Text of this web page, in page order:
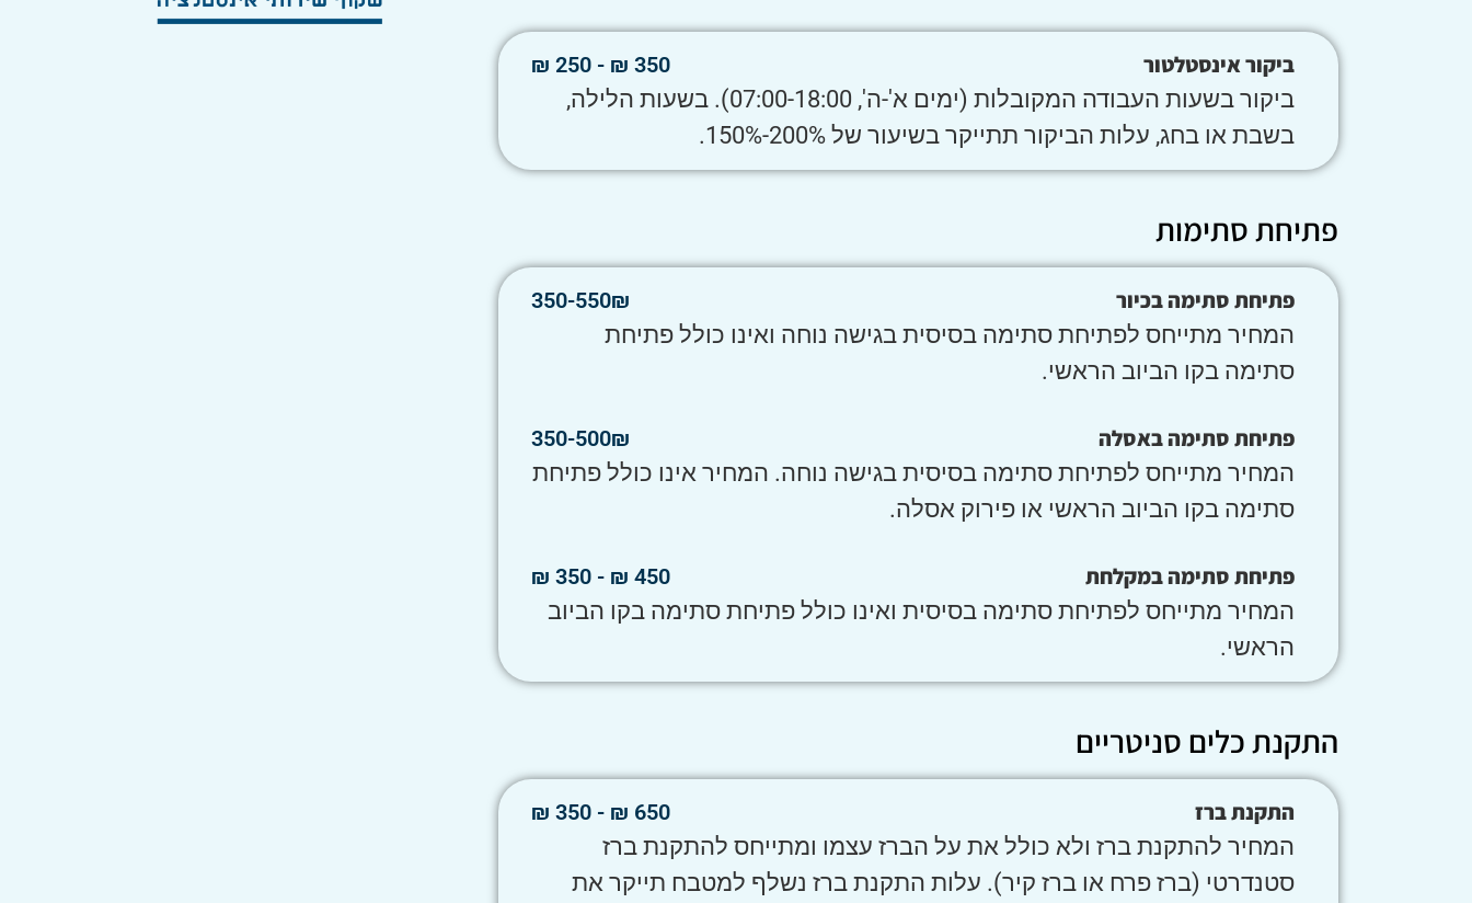
ביקור אינסטלטור 350 ₪ - 250 ₪
ביקור בשעות העבודה המקובלות (ימים א'-ה', 07:00-18:00). בשעות הלילה,
בשבת או בחג, עלות הביקור תתייקר בשיעור של 200%-150%.
פתיחת סתימות
פתיחת סתימה בכיור 350-550₪
המחיר מתייחס לפתיחת סתימה בסיסית בגישה נוחה ואינו כולל פתיחת
סתימה בקו הביוב הראשי.
פתיחת סתימה באסלה 350-500₪
המחיר מתייחס לפתיחת סתימה בסיסית בגישה נוחה. המחיר אינו כולל פתיחת
סתימה בקו הביוב הראשי או פירוק אסלה.
פתיחת סתימה במקלחת 450 ₪ - 350 ₪
המחיר מתייחס לפתיחת סתימה בסיסית ואינו כולל פתיחת סתימה בקו הביוב
הראשי.
התקנת כלים סניטריים
התקנת ברז 650 ₪ - 350 ₪
המחיר להתקנת ברז ולא כולל את על הברז עצמו ומתייחס להתקנת ברז
סטנדרטי (ברז פרח או ברז קיר). עלות התקנת ברז נשלף למטבח תייקר את